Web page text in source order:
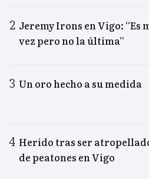
Jeremy Irons en Vigo: “Es
vez pero no la última”
Un oro hecho a su medida
Herido tras ser
de peatones en Vigo